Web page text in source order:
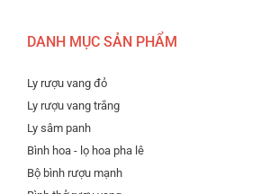
biến
thể.
chọn
thể
được
DANH MỤC SẢN PHẨM
Ly rượu vang đỏ
Ly rượu vang trắng
Ly sâm panh
Bình hoa - lọ hoa pha lê
Bộ bình rượu mạnh